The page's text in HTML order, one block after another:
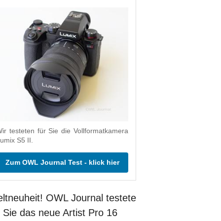
testeten für Sie die Vollformatkamera
S5 II.
Zum OWL Journal Test - klick hier
OWL Journal testete
Sie das neue Artist Pro 16